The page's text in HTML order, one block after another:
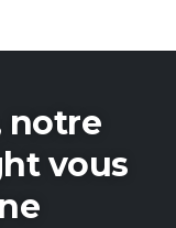
notre
vous